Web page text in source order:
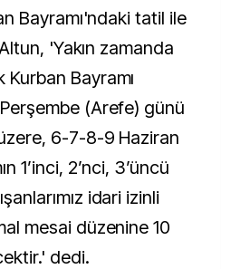
Bayramı'ndaki tatil ile
'Yakın zamanda
Bayramı
(Arefe) günü
6-7-8-9 Haziran
1’inci, 2’nci, 3’üncü
idari izinli
mesai düzenine 10
dedi.